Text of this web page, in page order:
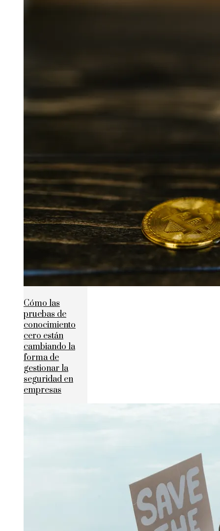
Cómo las
pruebas de
conocimiento
cero están
cambiando la
forma de
gestionar la
seguridad en
empresas